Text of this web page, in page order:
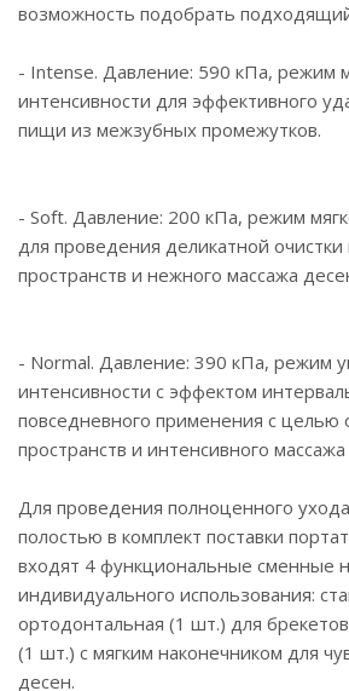
возможность подобрать
- Intense. Давление: 590 кПа, режим
интенсивности для эффективного
пищи из межзубных промежутков.
- Soft. Давление: 200 кПа, режим
для проведения деликатной
пространств и нежного массажа
- Normal. Давление: 390 кПа, режим
интенсивности с эффектом
повседневного применения c целью
пространств и интенсивного
Для проведения полноценного
полостью в комплект поставки
входят 4 функциональные сменные
индивидуального использования:
ортодонтальная (1 шт.) для
(1 шт.) с мягким наконечником для
десен.